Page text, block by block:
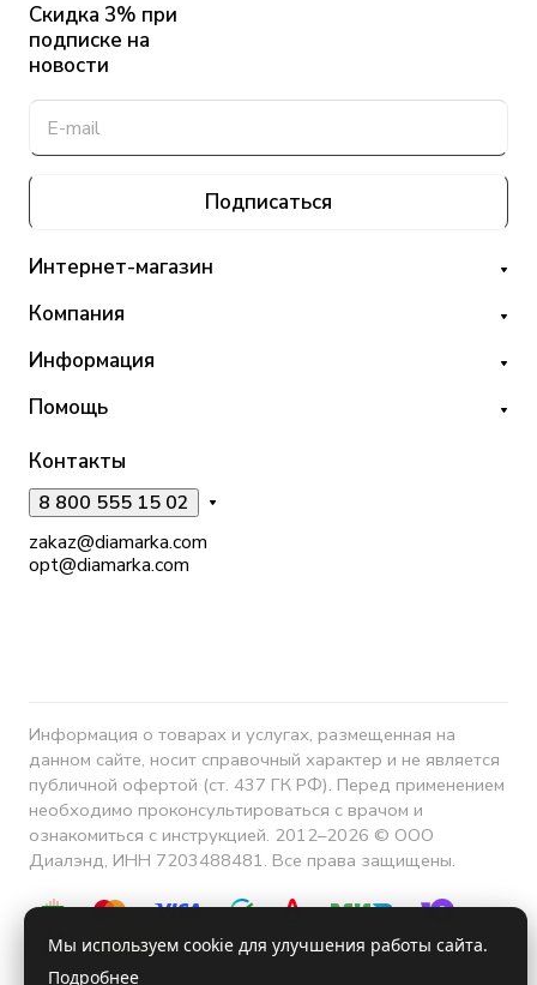
Скидка 3% при
подписке на
новости
Подписаться
Интернет-магазин
Компания
Информация
Помощь
Контакты
8 800 555 15 02
zakaz@diamarka.com
opt@diamarka.com
Информация о товарах и услугах, размещенная на
данном сайте, носит справочный характер и не является
публичной офертой (ст. 437 ГК РФ). Перед применением
необходимо проконсультироваться с врачом и
ознакомиться с инструкцией. 2012–2026 © ООО
Диалэнд, ИНН 7203488481. Все права защищены.
Мы используем cookie для улучшения работы сайта.
Подробнее